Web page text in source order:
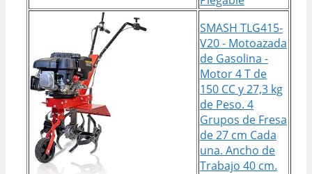
SMASH TLG415-
V20 - Motoazada
de Gasolina -
Motor 4 T de
150 CC y 27,3 kg
de Peso. 4
Grupos de Fresa
de 27 cm Cada
una. Ancho de
Trabajo 40 cm.